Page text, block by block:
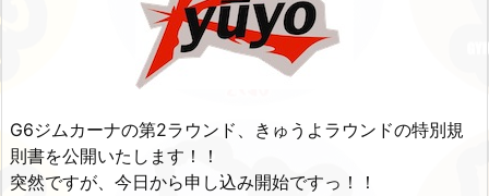
G6ジムカーナの第2ラウンド、きゅうよラウンドの特別規
則書を公開いたします！！
突然ですが、今日から申し込み開始ですっ！！